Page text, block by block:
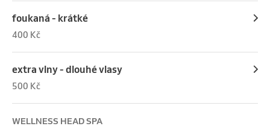
foukaná - krátké
400 Kč
extra vlny - dlouhé vlasy
500 Kč
WELLNESS HEAD SPA